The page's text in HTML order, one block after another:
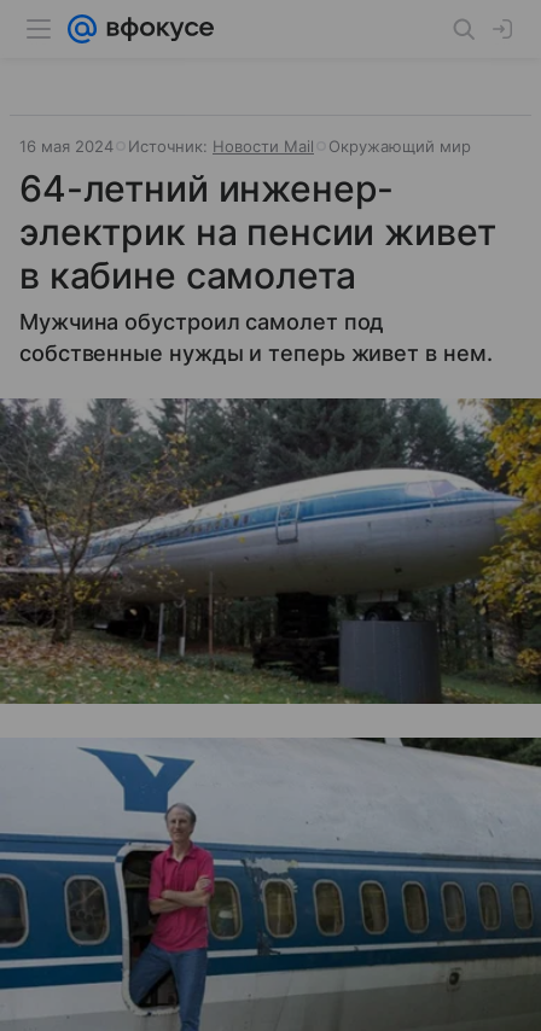
16 мая 2024 Источник: Новости Mail Окружающий мир
64-летний инженер-
электрик на пенсии живет
в кабине самолета
Мужчина обустроил самолет под
собственные нужды и теперь живет в нем.